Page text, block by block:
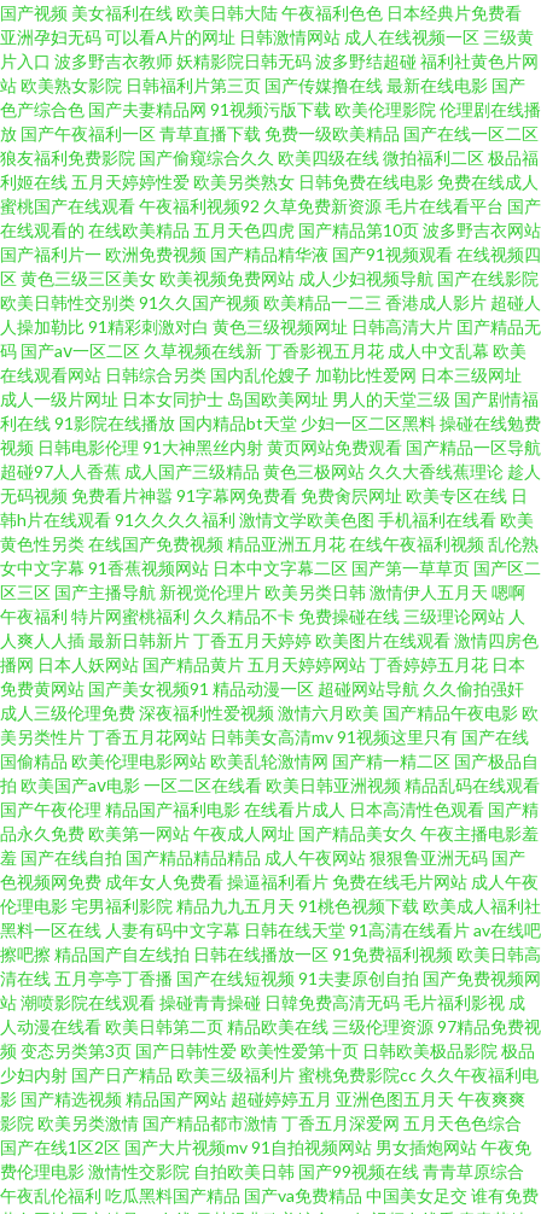
草亚洲欧美 天堂v在线观看视频 高清在线第一页 天天干天天艹 欧美久爱精品
狠狠操成人网 AV在线视 亚洲三级黄 大香蕉伊青草9 91玖玖com 熟妇人妻一
区二区三区 中日韩性交大片 日韩开放性爱 久久日日午夜 福利短片 91轮奸 韩
国一级片在线播放 日本理论免费在线观看 成人网天堂网在线视频 91看自拍
你情我爱人人妻人人操 91成人免费X 极品不卡AV电影在线 久久一久一级 国
产黄a三级大片 91这里 91AV啪啪 超碰在线色 亚洲黄色网址在线视频 日韩爱
网址 久久嫩草网 91黄色刺激 亚洲欧美网站 九九色综合一B696AV免费视频
在线性生活AAA片 日韩东京热 毛片区在线观看视频区 国产日韩欧美综合
wwwavcom沁草 一级黄业台湾色情日本三级亚洲精品 久久机热精品 性欧美
兽 青青草免费在线观看 蜜桃在线色视频 国产三级久久 99精品在线观看 偷拍
91九色 国偷精品无码久久久久蜜桃软件 国产在线网站观看 豆花视频跳转入
口 后入巨乳 成人刺激网站 91传媒在线免费观看 蓝莓视频情趣91 91色婷婷人
人澡人人爽二区 色色图15P 免费91电影 国产香蕉网视频试看 超碰精品资源总
站 91九色丰满人妖 人人色在线观看 99热综合蜜桃51 香蕉视频国产 青青操日
韩av无码 久久91精品在线 国产黄色自慰 草莓视频网站18 91密臀 熟女91亂視
頻 www人人操com 男人的天堂污黄色 天天干人人妻 色色亚洲精品 俺来也日
本婷 亚洲少妇在线观看网站 五月伊人婷婷永久永久 国产精品福利导航 在线
导航性福 色爱终合网 青青草视频在线观看 久久美妞打炮 国产黑丝少妇剧情
后入 黑丝美女视频 草莓视频在线下载 91九色露脸绿帽 欧美精品亚洲无码 91
资源共享总站 熟女人妻在线一区 欧美青青久久 九草网站免费观看视 国产重
国产视频 美女福利在线欧美日韩大陆午夜福利色色 日本经典片免费看
亚洲孕妇无码可以看A片的网址 日韩激情网站 成人在线视频一区 三级黄
片入口 波多野吉衣教师妖精影院日韩无码波多野结超碰福利社黄色片网
站欧美熟女影院 日韩福利片第三页 国产传媒撸在线最新在线电影 国产
色产综合色 国产夫妻精品网 91视频污版下载 欧美伦理影院 伦理剧在线播
放 国产午夜福利一区青草直播下载 免费一级欧美精品 国产在线一区二区
狼友福利免费影院 国产偷窥综合久久 欧美四级在线微拍福利二区极品福
利姬在线五月天婷婷性爱欧美另类熟女 日韩免费在线电影免费在线成人
蜜桃国产在线观看午夜福利视频92 久草免费新资源毛片在线看平台 国产
在线观看的 在线欧美精品 五月天色四虎 国产精品第10页波多野吉衣网站
国产福利片一欧洲免费视频 国产精品精华液 国产91视频观看在线视频四
区黄色三级三区美女欧美视频免费网站 成人少妇视频导航 国产在线影院
欧美日韩性交别类91久久国产视频欧美精品一二三 香港成人影片 超碰人
人操加勒比 91精彩刺激对白 黄色三级视频网址 日韩高清大片 囯产精品无
码 国产aⅴ一区二区 久草视频在线新丁香影视五月花 成人中文乱幕 欧美
在线观看网站 日韩综合另类 国内乱伦嫂子 加勒比性爱网 日本三级网址
成人一级片网址 日本女同护士 岛国欧美网址 男人的天堂三级 国产剧情福
利在线91影院在线播放 国内精品bt天堂 少妇一区二区黑料操碰在线勉费
视频 日韩电影伦理 91大神黑丝内射黄页网站免费观看 国产精品一区导航
超碰97人人香蕉 成人国产三级精品 黄色三极网站 久久大香线蕉理论 趁人
无码视频免费看片神嚣91字幕网免费看免费肏屄网址 欧美专区在线 日
韩h片在线观看91久久久久福利 激情文学欧美色图 手机福利在线看欧美
黄色性另类在线国产免费视频精品亚洲五月花在线午夜福利视频乱伦熟
女中文字幕 91香蕉视频网站 日本中文字幕二区 国产第一草草页 国产区二
区三区 国产主播导航 新视觉伦理片欧美另类日韩激情伊人五月天 嗯啊
午夜福利 特片网蜜桃福利 久久精品不卡免费操碰在线 三级理论网站 人
人爽人人插最新日韩新片丁香五月天婷婷欧美图片在线观看激情四房色
播网 日本人妖网站 国产精品黄片五月天婷婷网站丁香婷婷五月花 日本
免费黄网站 国产美女视频91 精品动漫一区 超碰网站导航 久久偷拍强奸
成人三级伦理免费深夜福利性爱视频激情六月欧美 国产精品午夜电影欧
美另类性片丁香五月花网站 日韩美女高清mv91视频这里只有 国产在线
国偷精品 欧美伦理电影网站欧美乱轮激情网 国产精一精二区 国产极品自
拍 欧美国产aⅴ电影一区二区在线看欧美日韩亚洲视频精品乱码在线观看
国产午夜伦理 精品国产福利电影在线看片成人 日本高清性色观看 国产精
品永久免费欧美第一网站午夜成人网址 国产精品美女久 午夜主播电影羞
羞 国产在线自拍 国产精品精品精品 成人午夜网站狠狠鲁亚洲无码 国产
色视频网免费 成年女人免费看操逼福利看片免费在线毛片网站 成人午夜
伦理电影宅男福利影院 精品九九五月天 91桃色视频下载 欧美成人福利社
黑料一区在线 人妻有码中文字幕 日韩在线天堂91高清在线看片av在线吧
擦吧擦精品国产自左线拍 日韩在线播放一区91免费福利视频欧美日韩高
清在线五月亭亭丁香播 国产在线短视频91夫妻原创自拍 国产免费视频网
站潮喷影院在线观看操碰青青操碰 日韓免费高清无码毛片福利影视 成
人动漫在线看欧美日韩第二页精品欧美在线 三级伦理资源97精品免费视
频变态另类第3页 国产日韩性爱欧美性爱第十页 日韩欧美极品影院 极品
少妇内射 国产日产精品 欧美三级福利片蜜桃免费影院cc 久久午夜福利电
影 国产精选视频精品国产网站 超碰婷婷五月 亚洲色图五月天 午夜爽爽
影院 欧美另类激情 国产精品都市激情丁香五月深爱网 五月天色色综合
国产在线1区2区 国产大片视频mv91自拍视频网站 男女插炮网站午夜免
费伦理电影激情性交影院 自拍欧美日韩 国产99视频在线青青草原综合
午夜乱伦福利 吃瓜黑料国产精品 国产va免费精品 中国美女足交谁有免费